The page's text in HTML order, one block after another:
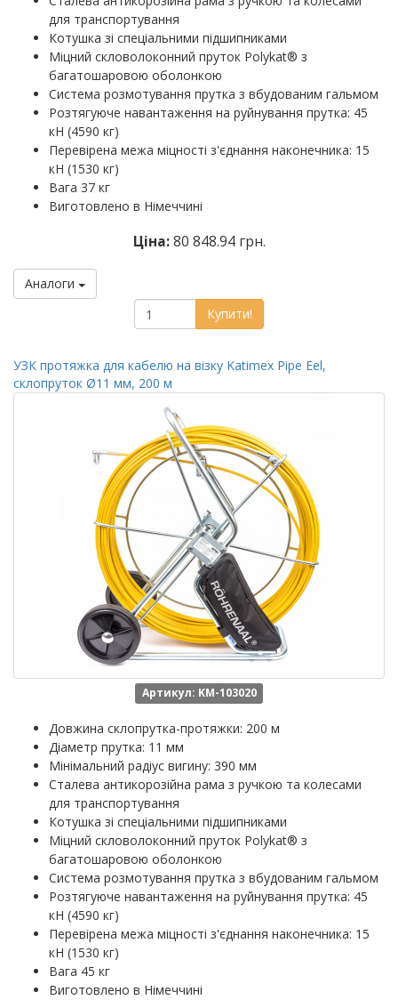
для транспортування
Котушка зі спеціальними підшипниками
Міцний скловолоконний пруток Polykat® з
багатошаровою оболонкою
Система розмотування прутка з вбудованим гальмом
Розтягуюче навантаження на руйнування прутка: 45
кН (4590 кг)
Перевірена межа міцності з'єднання наконечника: 15
кН (1530 кг)
Вага 37 кг
Виготовлено в Німеччині
Ціна: 80 848.94 грн.
Аналоги
Купити!
УЗК протяжка для кабелю на візку Katimex Pipe Eel,
склопруток Ø11 мм, 200 м
Артикул: KM-103020
Довжина склопрутка-протяжки: 200 м
Діаметр прутка: 11 мм
Мінімальний радіус вигину: 390 мм
Сталева антикорозійна рама з ручкою та колесами
для транспортування
Котушка зі спеціальними підшипниками
Міцний скловолоконний пруток Polykat® з
багатошаровою оболонкою
Система розмотування прутка з вбудованим гальмом
Розтягуюче навантаження на руйнування прутка: 45
кН (4590 кг)
Перевірена межа міцності з'єднання наконечника: 15
кН (1530 кг)
Вага 45 кг
Виготовлено в Німеччині